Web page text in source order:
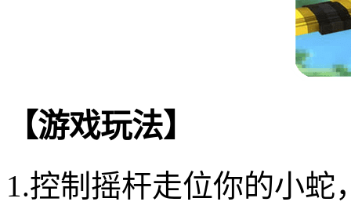
【游戏玩法】
1.控制摇杆走位你的小